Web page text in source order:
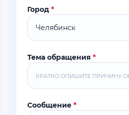
Город *
Тема обращения *
Сообщение *